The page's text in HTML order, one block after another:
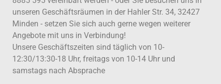
unseren Geschäftsräumen in der Hahler Str. 34, 32427
Minden - setzen Sie sich auch gerne wegen weiterer
Angebote mit uns in Verbindung!
Unsere Geschäftszeiten sind täglich von 10-
12:30/13:30-18 Uhr, freitags von 10-14 Uhr und
samstags nach Absprache